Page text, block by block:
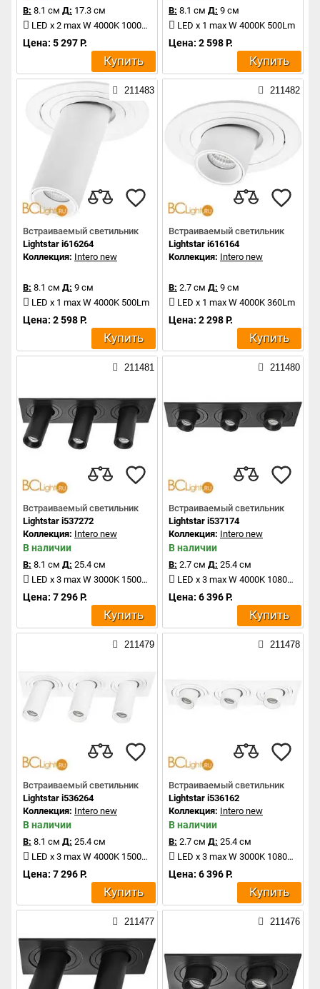
В: 8.1 см Д: 17.3 см
LED x 2 max W 4000K 1000Lm
Цена: 5 297 Р.
Купить
В: 8.1 см Д: 9 см
LED x 1 max W 4000K 500Lm
Цена: 2 598 Р.
Купить
211483
Встраиваемый светильник
Lightstar i616264
Коллекция: Intero new
В: 8.1 см Д: 9 см
LED x 1 max W 4000K 500Lm
Цена: 2 598 Р.
Купить
211482
Встраиваемый светильник
Lightstar i616164
Коллекция: Intero new
В: 2.7 см Д: 9 см
LED x 1 max W 4000K 360Lm
Цена: 2 298 Р.
Купить
211481
Встраиваемый светильник
Lightstar i537272
Коллекция: Intero new
В наличии
В: 8.1 см Д: 25.4 см
LED x 3 max W 3000K 1500Lm
Цена: 7 296 Р.
Купить
211480
Встраиваемый светильник
Lightstar i537174
Коллекция: Intero new
В наличии
В: 2.7 см Д: 25.4 см
LED x 3 max W 4000K 1080Lm
Цена: 6 396 Р.
Купить
211479
Встраиваемый светильник
Lightstar i536264
Коллекция: Intero new
В наличии
В: 8.1 см Д: 25.4 см
LED x 3 max W 4000K 1500Lm
Цена: 7 296 Р.
Купить
211478
Встраиваемый светильник
Lightstar i536162
Коллекция: Intero new
В наличии
В: 2.7 см Д: 25.4 см
LED x 3 max W 3000K 1080Lm
Цена: 6 396 Р.
Купить
211477 211476